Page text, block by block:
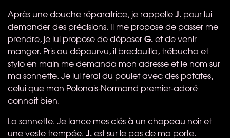
Après une douche réparatrice, je rappelleJ. pour lui
demander des précisions. Il me propose de passer me
prendre, je lui propose de déposerG.et de venir
manger. Pris au dépourvu, il bredouilla, trébucha et
stylo en main me demanda mon adresse et le nom sur
ma sonnette. Je lui ferai du poulet avec des patates,
celui que mon Polonais-Normand premier-adoré
connait bien.
La sonnette. Je lance mes clés à un chapeau noir et
une veste trempée. J.est sur le pas de ma porte.